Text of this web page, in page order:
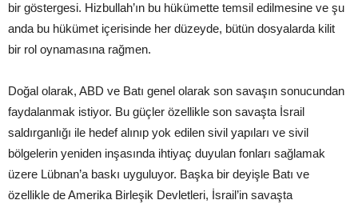
bir göstergesi. Hizbullah’ın bu hükümette temsil edilmesine ve şu
anda bu hükümet içerisinde her düzeyde, bütün dosyalarda kilit
bir rol oynamasına rağmen.
Doğal olarak, ABD ve Batı genel olarak son savaşın sonucundan
faydalanmak istiyor. Bu güçler özellikle son savaşta İsrail
saldırganlığı ile hedef alınıp yok edilen sivil yapıları ve sivil
bölgelerin yeniden inşasında ihtiyaç duyulan fonları sağlamak
üzere Lübnan’a baskı uyguluyor. Başka bir deyişle Batı ve
özellikle de Amerika Birleşik Devletleri, İsrail’in savaşta